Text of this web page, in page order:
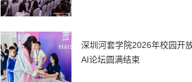
深圳河套学院2026年校园开
AI论坛圆满结束